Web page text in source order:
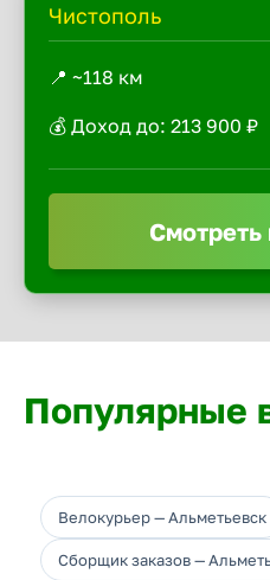
Чистополь
📍 ~118 км
💰 Доход до: 213 900 ₽
Смотреть
Популярные
Велокурьер — Альметьевск
Сборщик заказов —